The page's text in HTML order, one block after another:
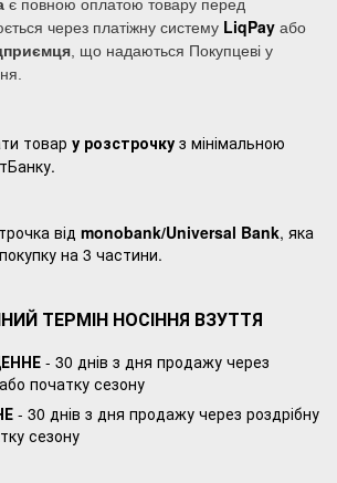
є повною оплатою товару перед
через платіжну систему LiqPay або
, що надаються Покупцеві у
товар у розстрочку з мінімальною
від monobank/Universal Bank, яка
на 3 частини.
ТЕРМІН НОСІННЯ ВЗУТТЯ
- 30 днів з дня продажу через
початку сезону
- 30 днів з дня продажу через роздрібну
сезону